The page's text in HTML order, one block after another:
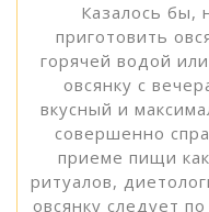
Казалось бы,
приготовить
горячей водой
овсянку с
вкусный и
совершенно
приеме пищи
ритуалов,
овсянку следует